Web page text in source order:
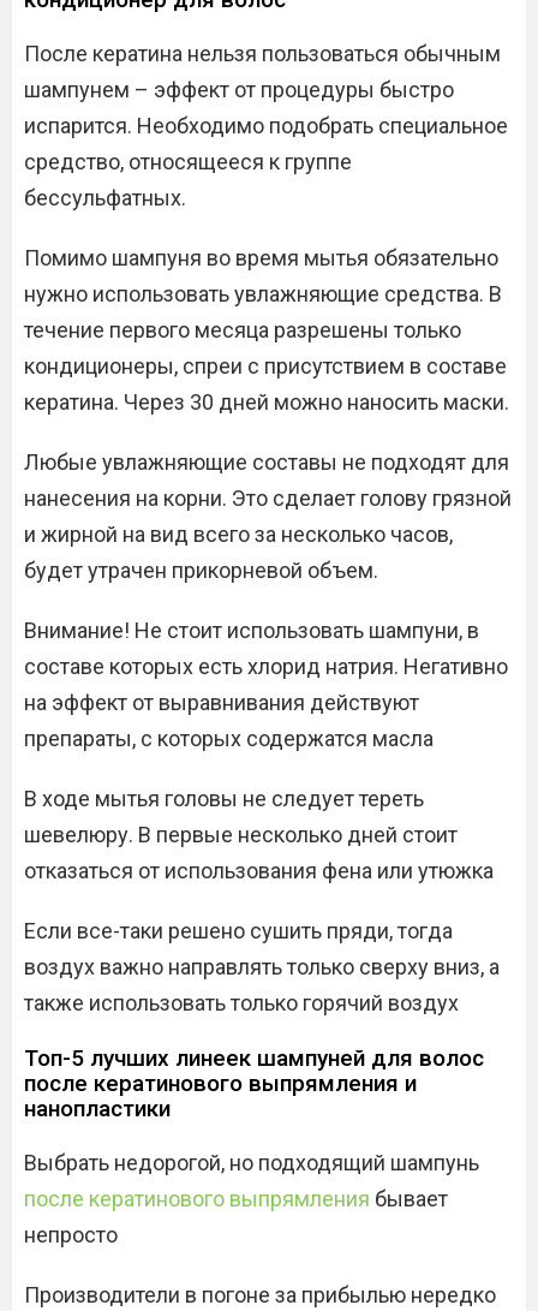
После кератина нельзя пользоваться обычным
шампунем – эффект от процедуры быстро
испарится. Необходимо подобрать специальное
средство, относящееся к группе
бессульфатных.
Помимо шампуня во время мытья обязательно
нужно использовать увлажняющие средства. В
течение первого месяца разрешены только
кондиционеры, спреи с присутствием в составе
кератина. Через 30 дней можно наносить маски.
Любые увлажняющие составы не подходят для
нанесения на корни. Это сделает голову грязной
и жирной на вид всего за несколько часов,
будет утрачен прикорневой объем.
Внимание! Не стоит использовать шампуни, в
составе которых есть хлорид натрия. Негативно
на эффект от выравнивания действуют
препараты, с которых содержатся масла
В ходе мытья головы не следует тереть
шевелюру. В первые несколько дней стоит
отказаться от использования фена или утюжка
Если все-таки решено сушить пряди, тогда
воздух важно направлять только сверху вниз, а
также использовать только горячий воздух
Топ-5 лучших линеек шампуней для волос
после кератинового выпрямления и
нанопластики
Выбрать недорогой, но подходящий шампунь
после кератинового выпрямления бывает
непросто
Производители в погоне за прибылью нередко